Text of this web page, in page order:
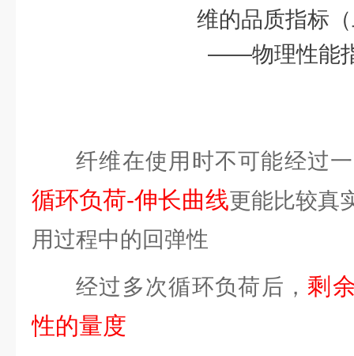
纤维在使用时不可能经过
循环负荷-伸长曲线更能比较真
用过程中的回弹性
经过多次循环负荷后， 剩
性的量度